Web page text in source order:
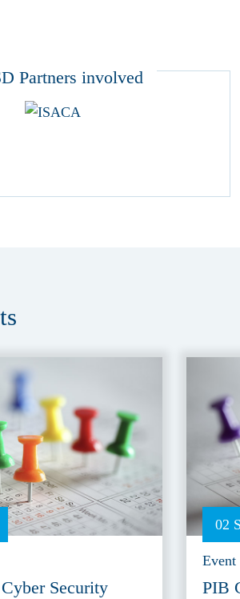
Partners involved
Security
02
Event
PIB